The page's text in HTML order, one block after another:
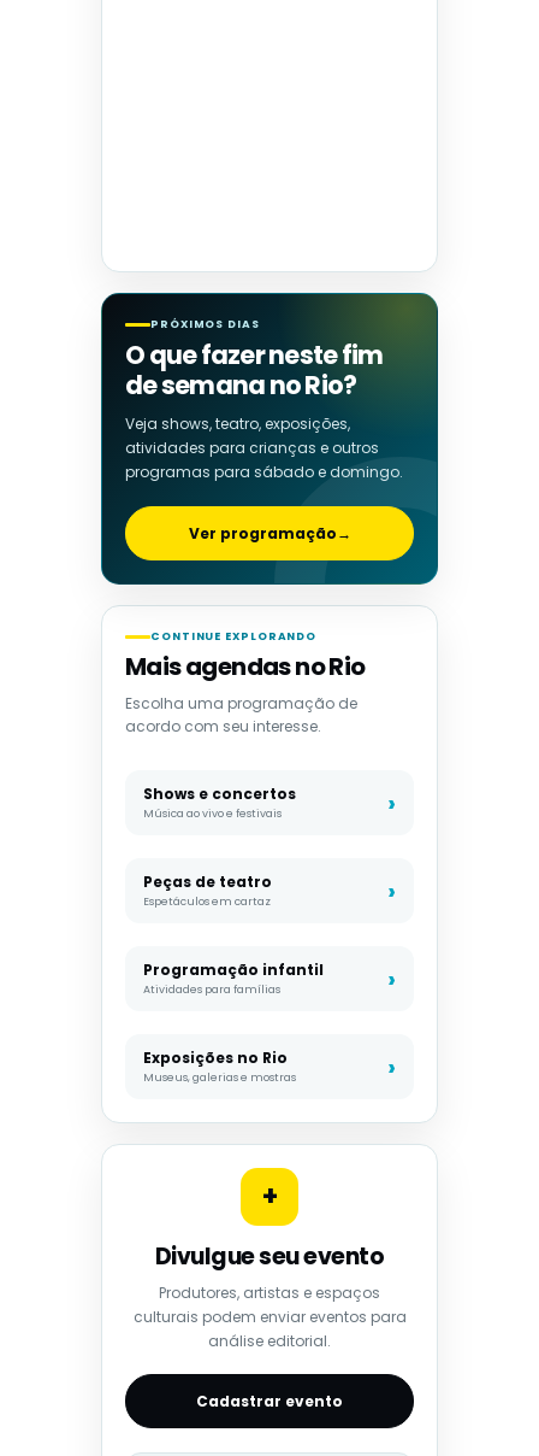
PRÓXIMOS DIAS
O que fazer neste fim
de semana no Rio?
Veja shows, teatro, exposições,
atividades para crianças e outros
programas para sábado e domingo.
Ver programação→
CONTINUE EXPLORANDO
Mais agendas no Rio
Escolha uma programação de
acordo com seu interesse.
Shows e concertos
Música ao vivo e festivais
Peças de teatro
Espetáculos em cartaz
Programação infantil
Atividades para famílias
Exposições no Rio
Museus, galerias e mostras
+
Divulgue seu evento
Produtores, artistas e espaços
culturais podem enviar eventos para
análise editorial.
Cadastrar evento